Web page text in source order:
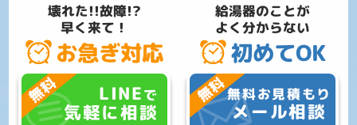
壊れた!!故障!?
早く来て！
お急ぎ対応
LINEで
気軽に相談
給湯器のことが
よく分からない
初めてOK
無料お見積もり
メール相談